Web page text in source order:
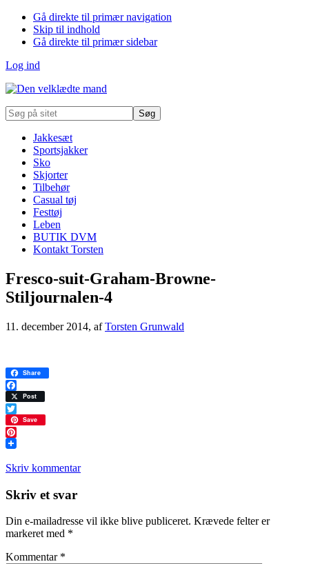
Gå direkte til primær navigation
Skip til indhold
Gå direkte til primær sidebar
Log ind
Søg
på
Jakkesæt
Sportsjakker
Sko
Skjorter
Tilbehør
Casual tøj
Festtøj
Leben
BUTIK DVM
Kontakt Torsten
Fresco-suit-Graham-Browne-
Stiljournalen-4
11. december 2014, afTorsten Grunwald
Share
Facebook
Post
Twitter
Save
Pinterest
Skriv kommentar
Læserinteraktioner
Skriv et svar
Din e-mailadresse vil ikke blive publiceret. Krævede felter er
markeret med *
Kommentar *